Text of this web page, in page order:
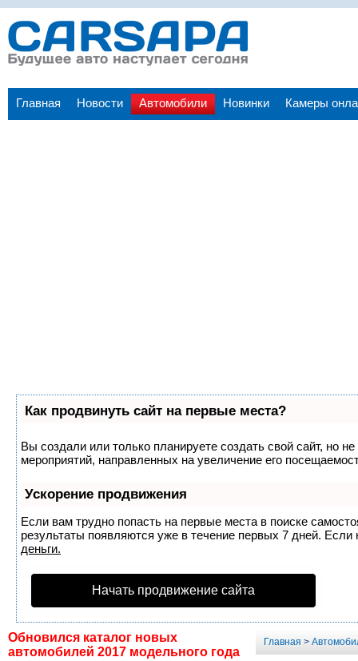
Главная Новости Автомобили Новинки Камеры
Как продвинуть сайт на первые места?
Вы создали или только планируете создать свой сайт, но
мероприятий, направленных на увеличение его
Ускорение продвижения
Если вам трудно попасть на первые места в поиске
результаты появляются уже в течение первых 7 дней.
деньги.
Начать продвижение сайта
Обновился каталог новых
автомобилей 2017 модельного года
Главная >